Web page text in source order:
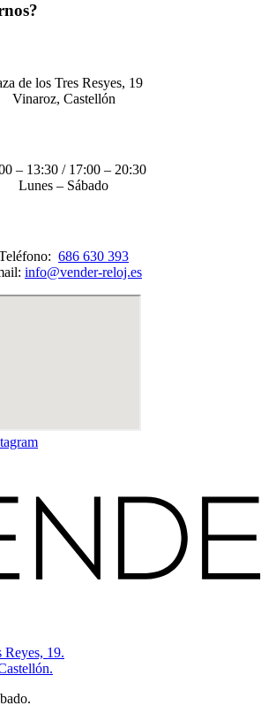
de los Tres Resyes, 19
Vinaroz, Castellón
– 13:30 / 17:00 – 20:30
Lunes – Sábado
686 630 393
info@vender-reloj.es
Reyes, 19.